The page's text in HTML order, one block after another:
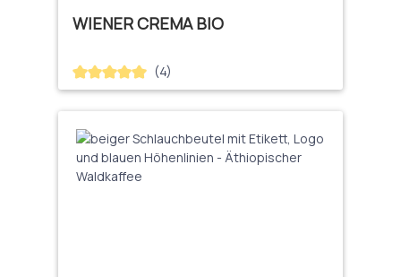
WIENER CREMA BIO
Durchschnittliche Bewertung von 5 von 5 Sternen
(4)